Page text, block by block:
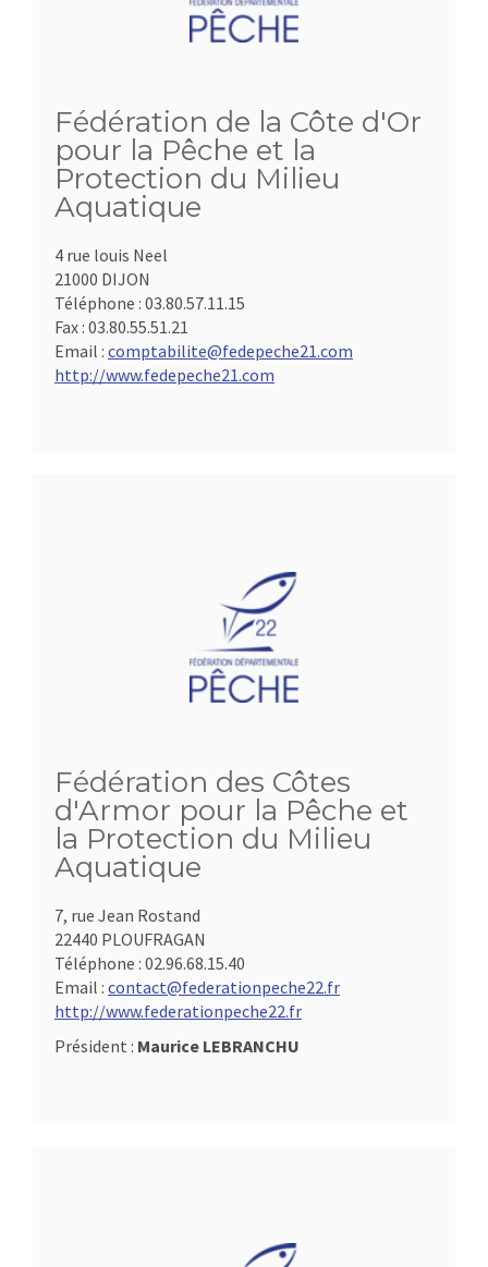
Fédération de la Côte d'Or
pour la Pêche et la
Protection du Milieu
Aquatique
4 rue louis Neel
21000 DIJON
Téléphone : 03.80.57.11.15
Fax : 03.80.55.51.21
Email : comptabilite@fedepeche21.com
http://www.fedepeche21.com
Fédération des Côtes
d'Armor pour la Pêche et
la Protection du Milieu
Aquatique
7, rue Jean Rostand
22440 PLOUFRAGAN
Téléphone : 02.96.68.15.40
Email : contact@federationpeche22.fr
http://www.federationpeche22.fr
Président : Maurice LEBRANCHU